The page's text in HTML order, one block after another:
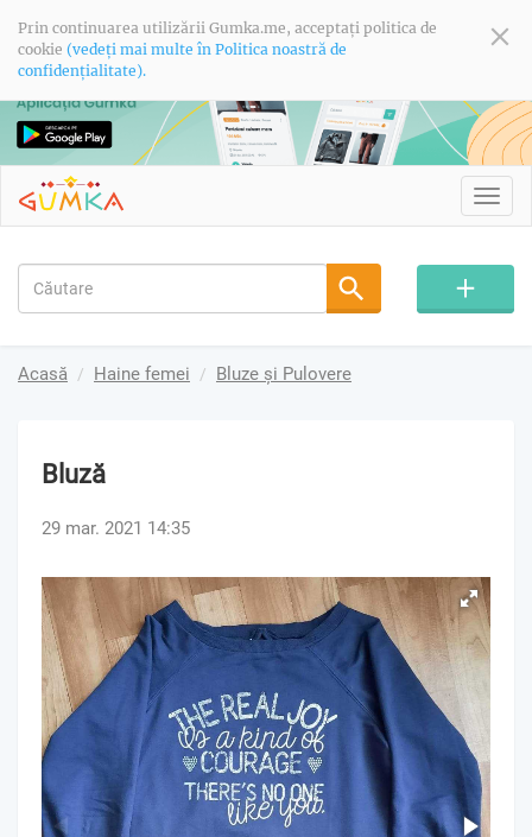
Prin continuarea utilizării Gumka.me, acceptați politica de
cookie (vedeți mai multe în Politica noastră de
confidențialitate).
Acasă Haine femei Bluze și Pulovere
Bluză
29 mar. 2021 14:35